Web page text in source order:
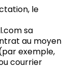
le
sa
au moyen
exemple,
courrier